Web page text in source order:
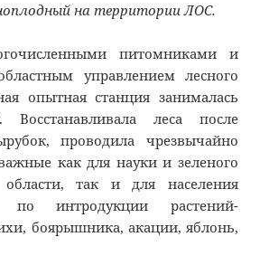
на территории ЛОС.
питомниками и
управлением лесного
опытная станция занималась
Восстанавливала леса после
проводила чрезвычайно
как для науки и зеленого
области, так и для населения
по интродукции растений-
боярышника, акации, яблонь,